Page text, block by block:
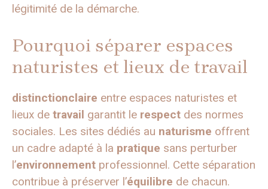
légitimité de la démarche.
Pourquoi séparer espaces
naturistes et lieux de travail
distinctionclaire entre espaces naturistes et
lieux de travail garantit le respect des normes
sociales. Les sites dédiés au naturisme offrent
un cadre adapté à la pratique sans perturber
l’environnement professionnel. Cette séparation
contribue à préserver l’équilibre de chacun.